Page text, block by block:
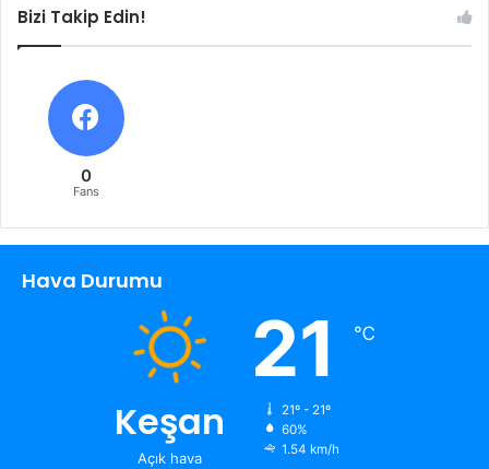
Bizi Takip Edin!
0
Fans
Hava Durumu
Keşan
Açık hava
21 ℃
21º - 21º
60%
1.54 km/h